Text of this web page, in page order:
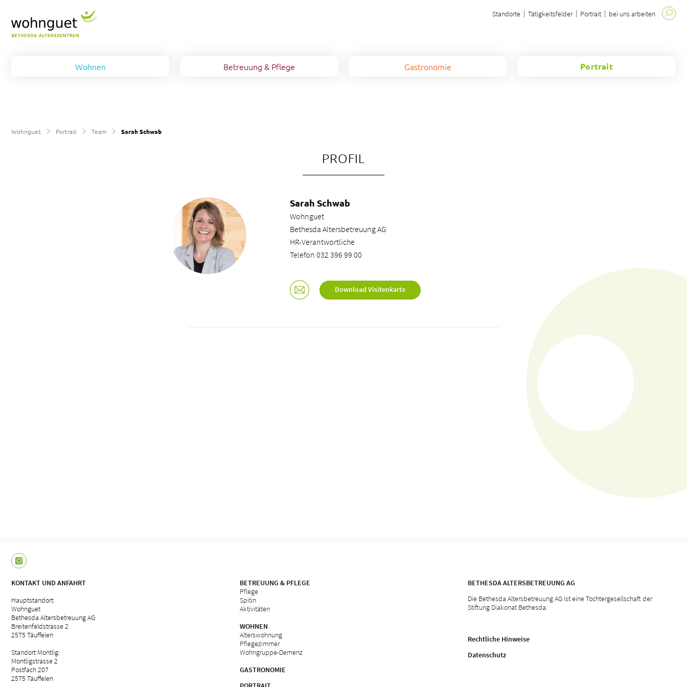
Standorte Tätigkeitsfelder Portrait bei uns arbeiten
Wohnen Betreuung & Pflege Gastronomie Portrait
Wohnguet Portrait Team Sarah Schwab
PROFIL
Sarah Schwab
Wohnguet
Bethesda Altersbetreuung AG
HR-Verantwortliche
Telefon 032 396 99 00
Download Visitenkarte
KONTAKT UND ANFAHRT
Hauptstandort:
Wohnguet
Bethesda Altersbetreuung AG
Breitenfeldstrasse 2
2575 Täuffelen
Standort Montlig:
Montligstrasse 2
Postfach 207
2575 Täuffelen
BETREUUNG & PFLEGE
Pflege
Spitin
Aktivitäten
WOHNEN
Alterswohnung
Pflegezimmer
Wohngruppe-Demenz
GASTRONOMIE
BETHESDA ALTERSBETREUUNG AG
Die Bethesda Altersbetreuung AG ist eine Tochtergesellschaft der
Stiftung Diakonat Bethesda.
Rechtliche Hinweise
Datenschutz